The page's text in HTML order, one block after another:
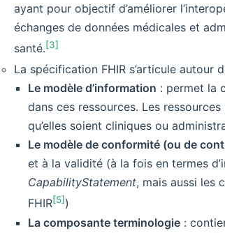
ayant pour objectif d’améliorer
échanges de données médicales et
santé. [3]
La spécification FHIR s’articule autour
Le modèle d’information : permet la
dans ces ressources. Les
qu’elles soient cliniques ou
Le modèle de conformité (ou de
et à la validité (à la fois en termes
CapabilityStatement, mais aussi les
FHIR[5] )
La composante terminologie: